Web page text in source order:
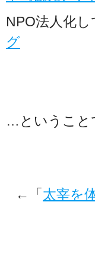
NPO法人化
グ
…ということ
←「太宰を